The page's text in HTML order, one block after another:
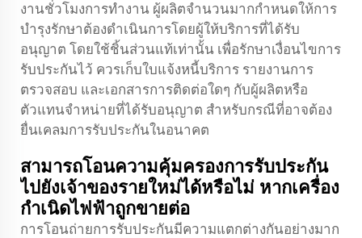
งานชั่วโมงการทำงาน ผู้ผลิตจำนวนมากกำหนดให้การ
บำรุงรักษาต้องดำเนินการโดยผู้ให้บริการที่ได้รับ
อนุญาต โดยใช้ชิ้นส่วนแท้เท่านั้น เพื่อรักษาเงื่อนไขการ
รับประกันไว้ ควรเก็บใบแจ้งหนี้บริการ รายงานการ
ตรวจสอบ และเอกสารการติดต่อใดๆ กับผู้ผลิตหรือ
ตัวแทนจำหน่ายที่ได้รับอนุญาต สำหรับกรณีที่อาจต้อง
ยื่นเคลมการรับประกันในอนาคต
สามารถโอนความคุ้มครองการรับประกัน
ไปยังเจ้าของรายใหม่ได้หรือไม่ หากเครื่อง
กำเนิดไฟฟ้าถูกขายต่อ
การโอนถ่ายการรับประกันมีความแตกต่างกันอย่างมาก